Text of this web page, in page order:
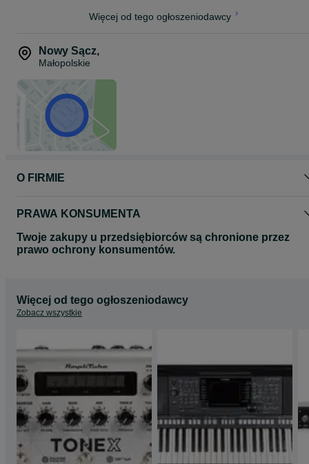
Więcej od tego ogłoszeniodawcy
Nowy Sącz,
Małopolskie
O FIRMIE
PRAWA KONSUMENTA
Twoje zakupy u przedsiębiorców są chronione przez
prawo ochrony konsumentów.
Więcej od tego ogłoszeniodawcy
Zobacz wszystkie